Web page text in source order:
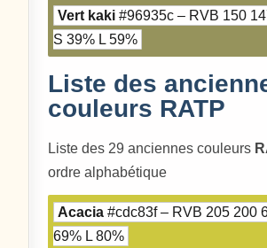
Vert kaki #96935c – RVB 150
S 39% L 59%
Liste des
couleurs RATP
Liste des 29 anciennes couleurs
ordre alphabétique
Acacia #cdc83f – RVB 205 200
69% L 80%